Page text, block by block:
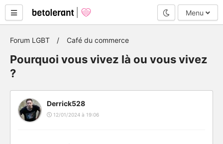
Mode nuit
Menu
Forum LGBT Café du commerce
Pourquoi vous vivez là ou vous vivez
?
Derrick528
12/01/2024 à 19:06